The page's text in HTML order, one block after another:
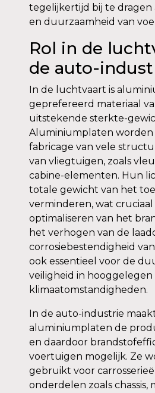
tegelijkertijd bij te dragen
en duurzaamheid van
Rol in de
de auto-
In de luchtvaart is
geprefereerd materiaal
uitstekende sterkte-
Aluminiumplaten
fabricage van vele
van vliegtuigen, zoals
cabine-elementen. Hun
totale gewicht van het
verminderen, wat cruciaal
optimaliseren van het
het verhogen van de
corrosiebestendigheid
ook essentieel voor de
veiligheid in
klimaatomstandigheden.
In de auto-industrie
aluminiumplaten de
en daardoor
voertuigen mogelijk. Ze
gebruikt voor
onderdelen zoals chassis,